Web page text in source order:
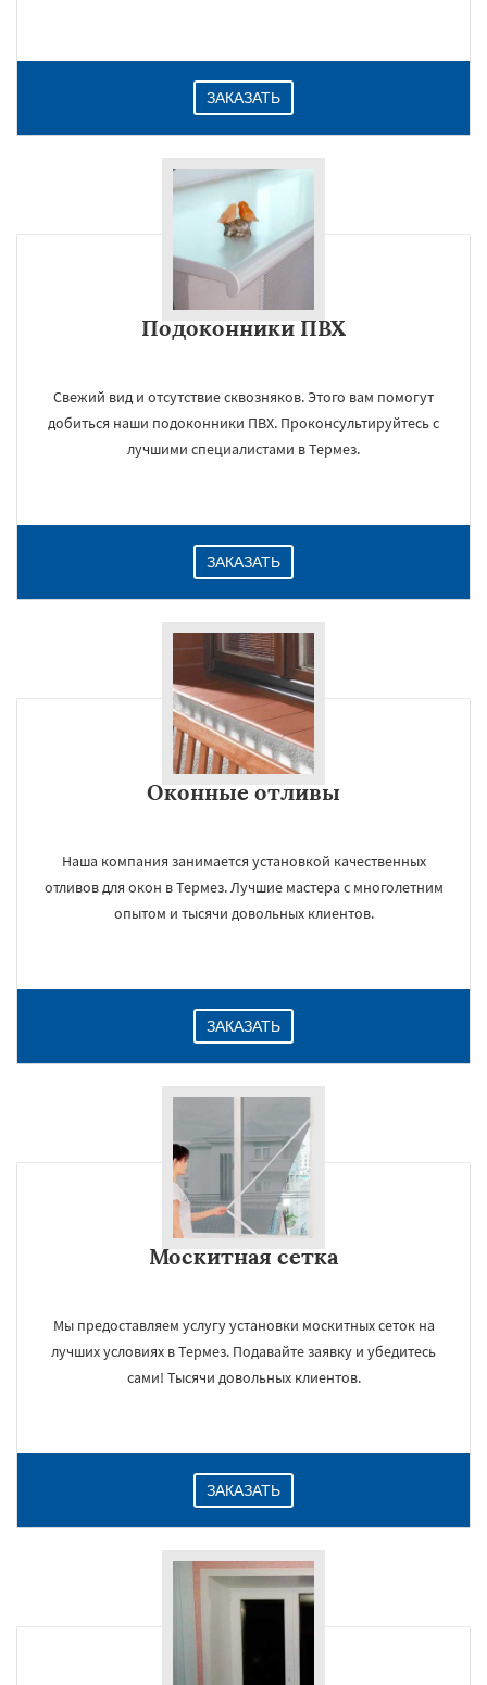
ЗАКАЗАТЬ
Подоконники ПВХ
Свежий вид и отсутствие сквозняков. Этого вам помогут
добиться наши подоконники ПВХ. Проконсультируйтесь с
лучшими специалистами в Термез.
ЗАКАЗАТЬ
Оконные отливы
Наша компания занимается установкой качественных
отливов для окон в Термез. Лучшие мастера с многолетним
опытом и тысячи довольных клиентов.
ЗАКАЗАТЬ
Москитная сетка
Мы предоставляем услугу установки москитных сеток на
лучших условиях в Термез. Подавайте заявку и убедитесь
сами! Тысячи довольных клиентов.
ЗАКАЗАТЬ